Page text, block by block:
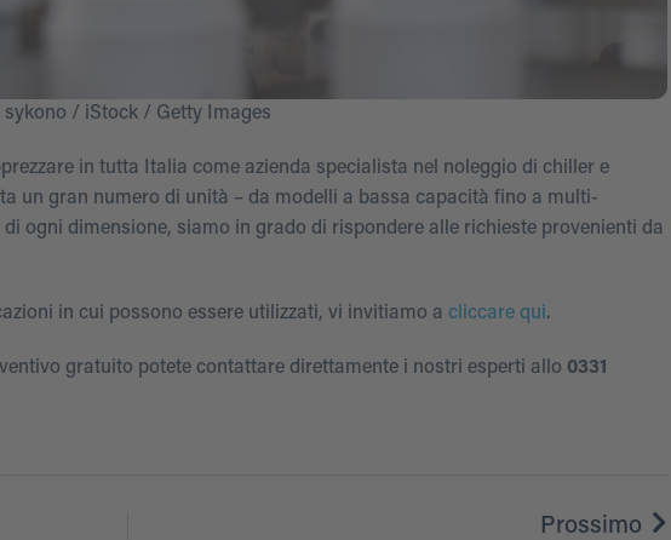
/ iStock / Getty Images
in tutta Italia come azienda specialista nel noleggio di chiller e
un gran numero di unità – da modelli a bassa capacità fino a multi-
ogni dimensione, siamo in grado di rispondere alle richieste provenienti da
in cui possono essere utilizzati, vi invitiamo a cliccare qui.
gratuito potete contattare direttamente i nostri esperti allo 0331
Prossimo